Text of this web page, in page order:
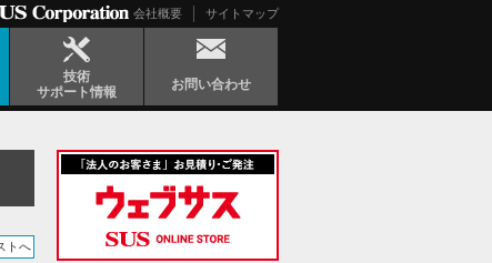
会社概要 サイトマップ
技術
サポート情報
お問い合わせ
トへ